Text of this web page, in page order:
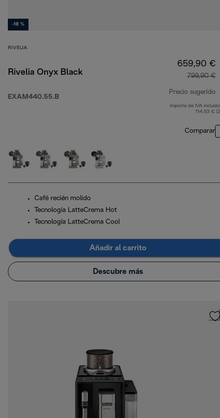
-18 %
RIVELIA
Rivelia Onyx Black
EXAM440.55.B
659,90 €
799,90 €
Precio sugerido
Importe de IVA
114,53 €
Comparar
Café recién molido
Tecnología LatteCrema Hot
Tecnología LatteCrema Cool
Añadir al carrito
Descubre más